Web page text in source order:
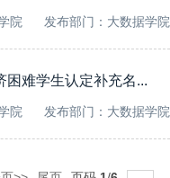
院 发布部门：大数据学院
困难学生认定补充名...
院 发布部门：大数据学院